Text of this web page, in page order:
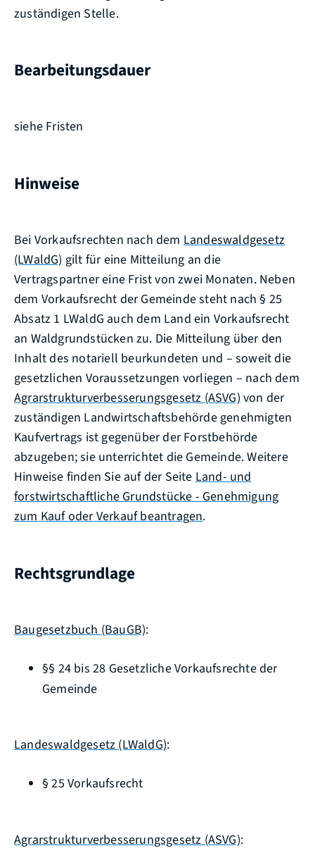
zuständigen Stelle.
Bearbeitungsdauer
siehe Fristen
Hinweise
Bei Vorkaufsrechten nach demLandeswaldgesetz
(LWaldG)gilt für eine Mitteilung an die
Vertragspartner eine Frist von zwei Monaten. Neben
dem Vorkaufsrecht der Gemeinde steht nach § 25
Absatz 1 LWaldG auch dem Land ein Vorkaufsrecht
an Waldgrundstücken zu. Die Mitteilung über den
Inhalt des notariell beurkundeten und – soweit die
gesetzlichen Voraussetzungen vorliegen – nach dem
Agrarstrukturverbesserungsgesetz (ASVG)von der
zuständigen Landwirtschaftsbehörde genehmigten
Kaufvertrags ist gegenüber der Forstbehörde
abzugeben; sie unterrichtet die Gemeinde. Weitere
Hinweise finden Sie auf der SeiteLand- und
forstwirtschaftliche Grundstücke - Genehmigung
zum Kauf oder Verkauf beantragen.
Rechtsgrundlage
Baugesetzbuch (BauGB):
§§ 24 bis 28 Gesetzliche Vorkaufsrechte der
Gemeinde
Landeswaldgesetz (LWaldG):
§ 25 Vorkaufsrecht
Agrarstrukturverbesserungsgesetz (ASVG):